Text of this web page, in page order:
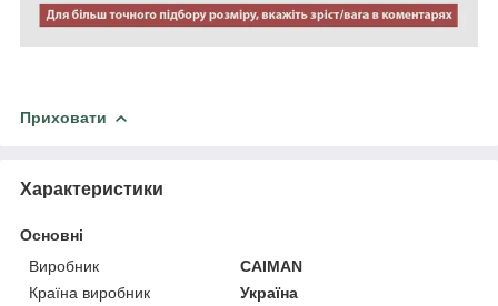
Приховати
Характеристики
Основні
Виробник
CAIMAN
Країна виробник
Україна